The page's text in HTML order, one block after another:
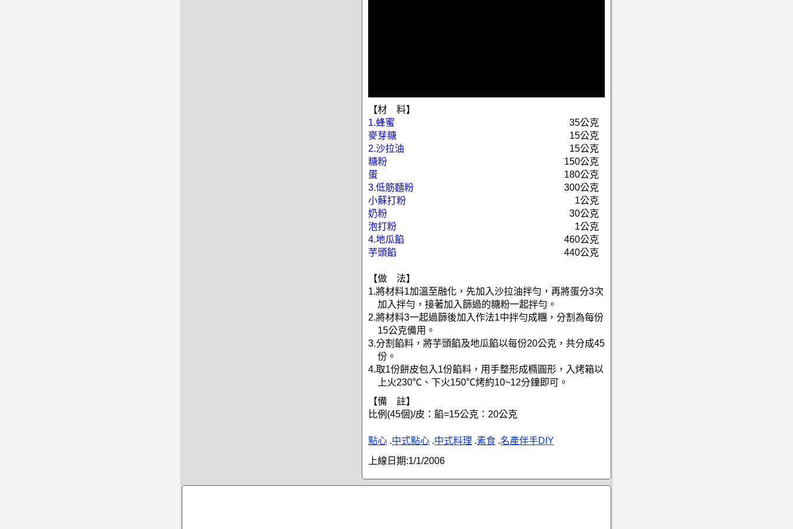
【材 料】
1.蜂蜜
35公克
麥芽糖
15公克
2.沙拉油
15公克
糖粉
150公克
蛋
180公克
3.低筋麵粉
300公克
小蘇打粉
1公克
奶粉
30公克
泡打粉
1公克
4.地瓜餡
460公克
芋頭餡
440公克
【做 法】
1.將材料1加溫至融化，先加入沙拉油拌勻，再將蛋分3次
加入拌勻，接著加入篩過的糖粉一起拌勻。
2.將材料3一起過篩後加入作法1中拌勻成糰，分割為每份
15公克備用。
3.分割餡料，將芋頭餡及地瓜餡以每份20公克，共分成45
份。
4.取1份餅皮包入1份餡料，用手整形成橢圓形，入烤箱以
上火230℃、下火150℃烤約10~12分鐘即可。
【備 註】
比例(45個)/皮：餡=15公克：20公克
點心 .中式點心 .中式料理 .素食 .名產伴手DIY
上線日期:1/1/2006